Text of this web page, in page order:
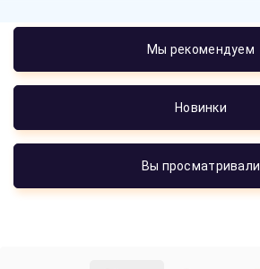
Мы рекомендуем
Новинки
Вы просматривали